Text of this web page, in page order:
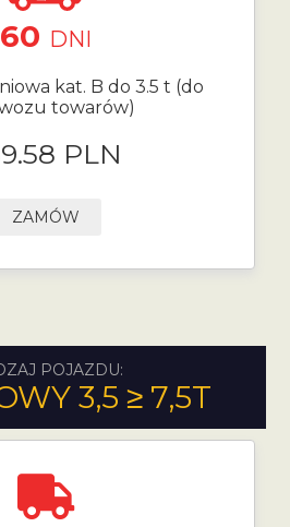
60 DNI
kat. B do 3.5 t (do
towarów)
PLN
ZAMÓW
POJAZDU:
3,5 ≥ 7,5T